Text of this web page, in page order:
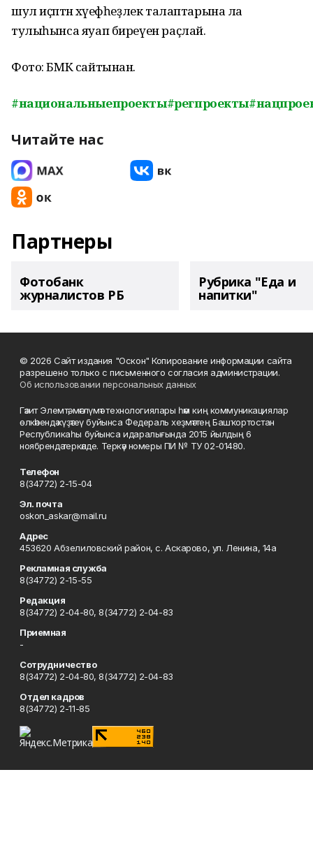
шул иҫәптән хәүефһеҙлек талаптарына ла
тулыһынса яуап биреүен раҫлай.
Фото: БМК сайтынан.
#национальныепроекты#регпроекты
Читайте нас
Партнеры
Фотобанк
журналистов РБ
Рубрика "Еда и
напитки"
© 2026 Сайт издания "Оскон" Копирование информации сайта
разрешено только с письменного согласия администрации.
Об использовании персональных данных
Гәзит Элемтә, мәғлүмәт технологиялары һәм киң коммуникациялар
өлкәһендә күҙәтеү буйынса Федераль хеҙмәттең Башҡортостан
Республикаһы буйынса идаралығында 2015 йылдың 6
ноябрендә теркәлде. Теркәү номеры ПИ № ТУ 02-01480.
Телефон
8(34772) 2-15-04
Эл. почта
oskon_askar@mail.ru
Адрес
453620 Абзелиловский район, с. Аскарово, ул. Ленина, 14а
Рекламная служба
8(34772) 2-15-55
Редакция
8(34772) 2-04-80, 8(34772) 2-04-83
Приемная
-
Сотрудничество
8(34772) 2-04-80, 8(34772) 2-04-83
Отдел кадров
8(34772) 2-11-85